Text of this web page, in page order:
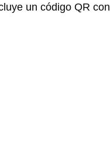
un código QR con